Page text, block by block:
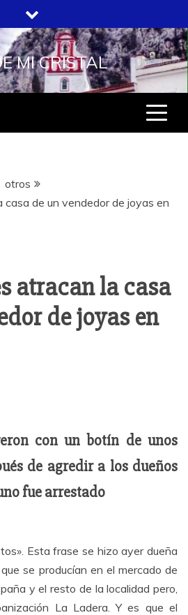
MI CRISTAL
otros
casa de un vendedor de joyas en
atracan la casa
de joyas en
con un botín de unos
de agredir a los dueños
fue arrestado
Esta frase se hizo ayer dueña
se producían en el mercado de
y el resto de la localidad pero,
La Ladera. Y es que el